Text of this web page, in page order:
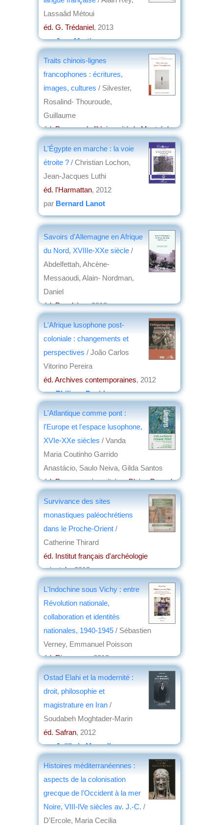
Lassaâd Métoui
éd. G. Trédaniel, 2013
parJean Martin
Traits chinois-lignes
francophones : écritures,
images, cultures / Silvester,
Rosalind- Thouroude,
Guillaume
éd. Presses de l'Université de Montréal,
2012
L'Égypte en marche : la voie
étroite ? / Christian Lochon,
Jean-Jacques Luthi
éd. l'Harmattan, 2012
par Bernard Lanot
Savoirs d'Allemagne en Afrique
du Nord, XVIIIe-XXe siècle /
Abdelfettah, Ahcène-
Messaoudi, Alain- Nordman,
Daniel
éd. Bouchène, 2012
L'Afrique lusophone post-
coloniale : changements et
perspectives / João Carlos
Vitorino Pereira
éd. Archives contemporaines, 2012
parPhilippe David
L'Atlantique comme pont :
l'Europe et l'espace lusophone,
XVIe-XXe siècles / Vanda
Maria Coutinho Garrido
Anastácio, Saulo Neiva, Gilda Santos
éd. Presses universitaires Blaise Pascal,
Survivance des sites
monastiques paléochrétiens
dans le Proche-Orient /
Catherine Thirard
éd. Institut français d'archéologie
orientale, 2012
L'Indochine sous Vichy : entre
Révolution nationale,
collaboration et identités
nationales, 1940-1945 / Sébastien
Verney, Emmanuel Poisson
éd. Riveneuve, 2012
Ostad Elahi et la modernité :
droit, philosophie et
magistrature en Iran /
Soudabeh Moghtader-Marin
éd. Safran, 2012
parJoëlle le Morzellec
Histoires méditerranéennes :
aspects de la colonisation
grecque de l'Occident à la mer
Noire, VIII-IVe siècles av. J.-C. /
D'Ercole, Maria Cecilia